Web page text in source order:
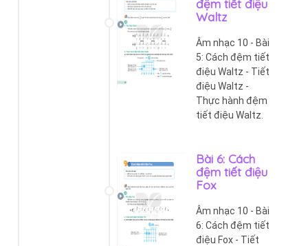
đệm tiết điệu
Waltz
Âm nhạc 10 - Bài
5: Cách đệm tiết
điệu Waltz - Tiết
điệu Waltz -
Thực hành đệm
tiết điệu Waltz.
Bài 6: Cách
đệm tiết điệu
Fox
Âm nhạc 10 - Bài
6: Cách đệm tiết
điệu Fox - Tiết